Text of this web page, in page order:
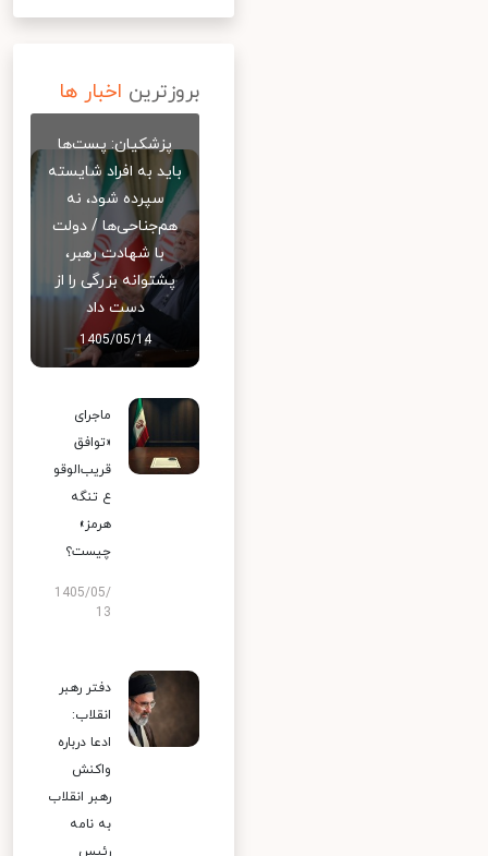
بروزترین اخبار ها
پزشکیان: پست‌ها
باید به افراد شایسته
سپرده شود، نه
هم‌جناحی‌ها / دولت
با شهادت رهبر،
پشتوانه بزرگی را از
دست داد
1405/05/14
ماجرای
«توافق
قریب‌الوقو
ع تنگه
هرمز»
چیست؟
1405/05/
13
دفتر رهبر
انقلاب:
ادعا درباره
واکنش
رهبر انقلاب
به نامه
رئیس